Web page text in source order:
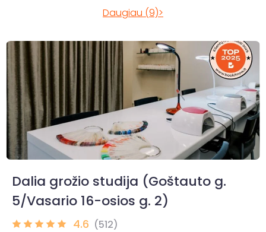
Daugiau (9)>
Dalia grožio studija (Goštauto g.
5/Vasario 16-osios g. 2)
4.6 (512)